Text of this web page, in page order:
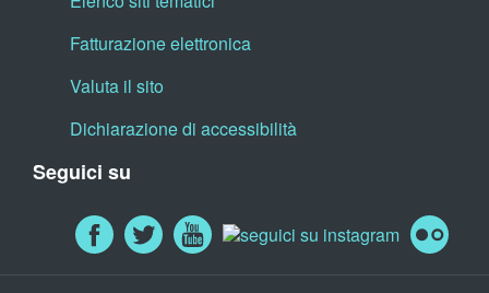
Fatturazione elettronica
Valuta il sito
Dichiarazione di accessibilità
Seguici su